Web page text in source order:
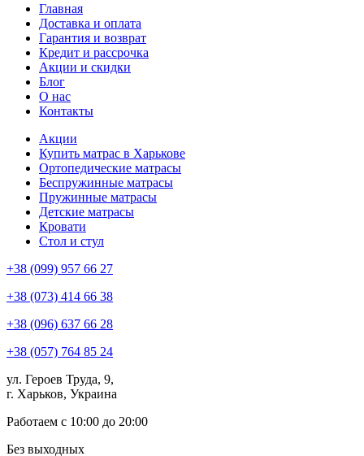
Главная
Доставка и оплата
Гарантия и возврат
Кредит и рассрочка
Акции и скидки
Блог
О нас
Контакты
Акции
Купить матрас в Харькове
Ортопедические матрасы
Беспружинные матрасы
Пружинные матрасы
Детские матрасы
Кровати
Стол и стул
+38 (099) 957 66 27
+38 (073) 414 66 38
+38 (096) 637 66 28
+38 (057) 764 85 24
ул. Героев Труда, 9,
г. Харьков, Украина
Работаем с 10:00 до 20:00
Без выходных